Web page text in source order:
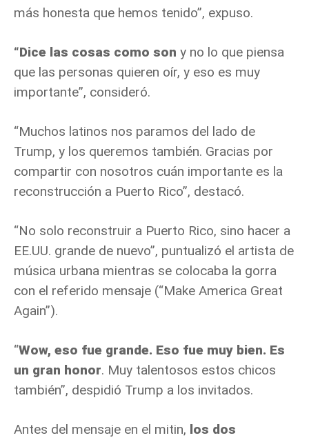
más honesta que hemos tenido”, expuso.
“Dice las cosas como son y no lo que piensa
que las personas quieren oír, y eso es muy
importante”, consideró.
“Muchos latinos nos paramos del lado de
Trump, y los queremos también. Gracias por
compartir con nosotros cuán importante es la
reconstrucción a Puerto Rico”, destacó.
“No solo reconstruir a Puerto Rico, sino hacer a
EE.UU. grande de nuevo”, puntualizó el artista de
música urbana mientras se colocaba la gorra
con el referido mensaje (“Make America Great
Again”).
“Wow, eso fue grande. Eso fue muy bien. Es
un gran honor. Muy talentosos estos chicos
también”, despidió Trump a los invitados.
Antes del mensaje en el mitin, los dos